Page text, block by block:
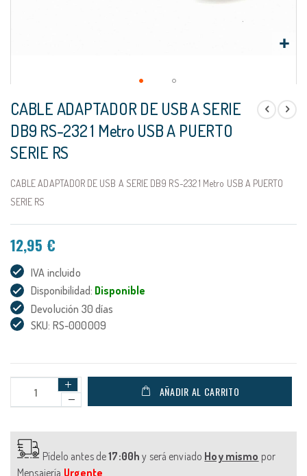
al
de
la
galería
de
CABLE ADAPTADOR DE USB A SERIE
DB9 RS-232 1 Metro USB A PUERTO
SERIE RS
CABLE ADAPTADOR DE USB A SERIE DB9 RS-232 1 Metro USB A PUERTO
SERIE RS
12,95 €
IVA incluido
Disponibilidad: Disponible
Devolución 30 días
SKU: RS-000009
AÑADIR AL CARRITO
Pídelo antes de17:00h y será enviado Hoy mismo por
Mensajería Urgente